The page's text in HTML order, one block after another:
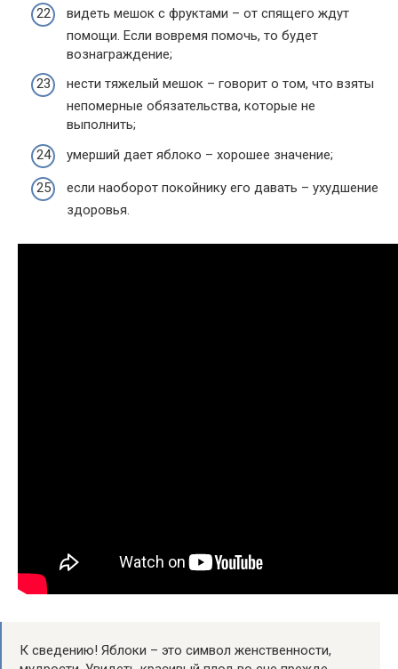
видеть мешок с фруктами – от спящего ждут
помощи. Если вовремя помочь, то будет
вознаграждение;
нести тяжелый мешок – говорит о том, что взяты
непомерные обязательства, которые не
выполнить;
умерший дает яблоко – хорошее значение;
если наоборот покойнику его давать – ухудшение
здоровья.
К сведению! Яблоки – это символ женственности,